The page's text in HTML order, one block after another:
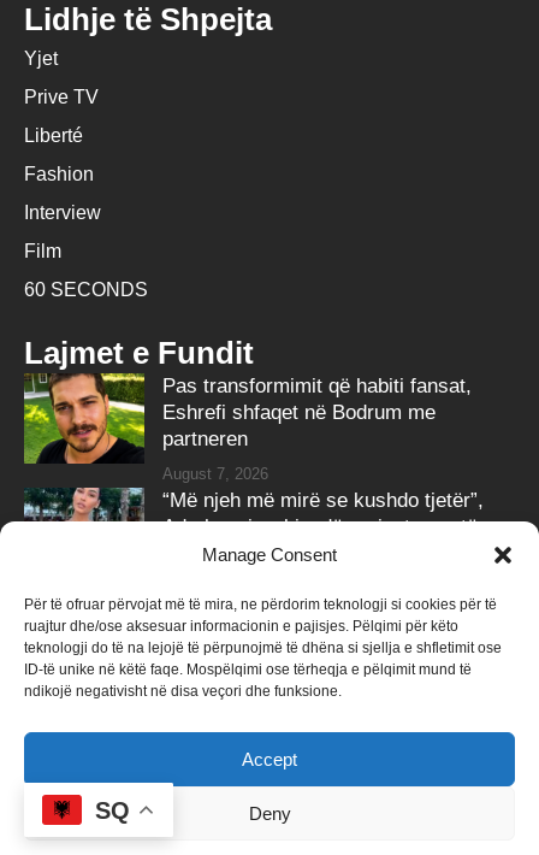
Manage Consent
Për të ofruar përvojat më të mira, ne përdorim teknologji si cookies për të
ruajtur dhe/ose aksesuar informacionin e pajisjes. Pëlqimi për këto
teknologji do të na lejojë të përpunojmë të dhëna si sjellja e shfletimit ose
ID-të unike në këtë faqe. Mospëlqimi ose tërheqja e pëlqimit mund të
ndikojë negativisht në disa veçori dhe funksione.
Accept
Deny
Lidhje të Shpejta
Yjet
Prive TV
Liberté
Fashion
Interview
Film
60 SECONDS
Lajmet e Fundit
Pas transformimit që habiti fansat,
Eshrefi shfaqet në Bodrum me
partneren
August 7, 2026
“Më njeh më mirë se kushdo tjetër”,
Adrola nxjerr bisedën private me të
ëmën
Follow Us
258kFollowers 415k Followers
Subscribers
Subscribe
SQ